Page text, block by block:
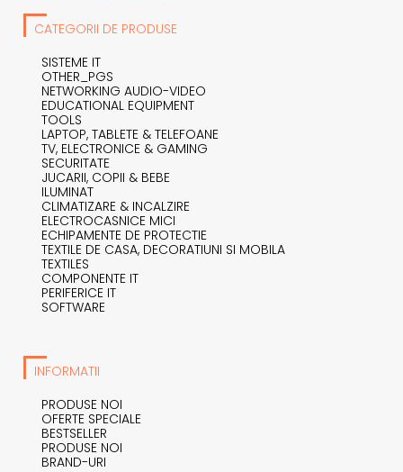
CATEGORII DE PRODUSE
SISTEME IT
OTHER_PGS
NETWORKING AUDIO-VIDEO
EDUCATIONAL EQUIPMENT
TOOLS
LAPTOP, TABLETE & TELEFOANE
TV, ELECTRONICE & GAMING
SECURITATE
JUCARII, COPII & BEBE
ILUMINAT
CLIMATIZARE & INCALZIRE
ELECTROCASNICE MICI
ECHIPAMENTE DE PROTECTIE
TEXTILE DE CASA, DECORATIUNI SI MOBILA
TEXTILES
COMPONENTE IT
PERIFERICE IT
SOFTWARE
INFORMATII
PRODUSE NOI
OFERTE SPECIALE
BESTSELLER
PRODUSE NOI
BRAND-URI